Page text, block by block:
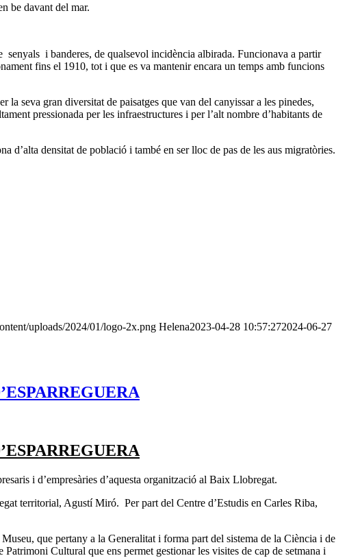
be davant del mar.
senyals i banderes, de qualsevol incidència albirada. Funcionava a partir
fins el 1910, tot i que es va mantenir encara un temps amb funcions
seva gran diversitat de paisatges que van del canyissar a les pinedes,
pressionada per les infraestructures i per l’alt nombre d’habitants de
d’alta densitat de població i també en ser lloc de pas de les aus migratòries.
uploads/2024/01/logo-2x.png Helena2023-04-28 10:57:272024-06-27
i d’empresàries d’aquesta organització al Baix Llobregat.
territorial, Agustí Miró. Per part del Centre d’Estudis en Carles Riba,
que pertany a la Generalitat i forma part del sistema de la Ciència i de
Cultural que ens permet gestionar les visites de cap de setmana i